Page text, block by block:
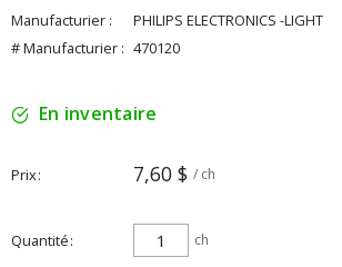
Manufacturier :
PHILIPS ELECTRONICS -LIGHT
# Manufacturier : 470120
En inventaire
Prix 7,60 $ / ch
Quantité ch